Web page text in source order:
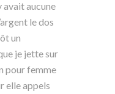
avait aucune
le dos
un
je jette sur
pour femme
elle appels